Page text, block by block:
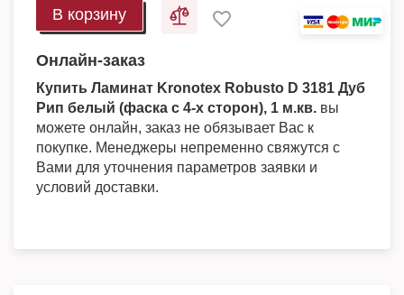
В корзину
Онлайн-заказ
Купить Ламинат Kronotex Robusto D 3181 Дуб
Рип белый (фаска с 4-х сторон), 1 м.кв. вы
можете онлайн, заказ не обязывает Вас к
покупке. Менеджеры непременно свяжутся с
Вами для уточнения параметров заявки и
условий доставки.